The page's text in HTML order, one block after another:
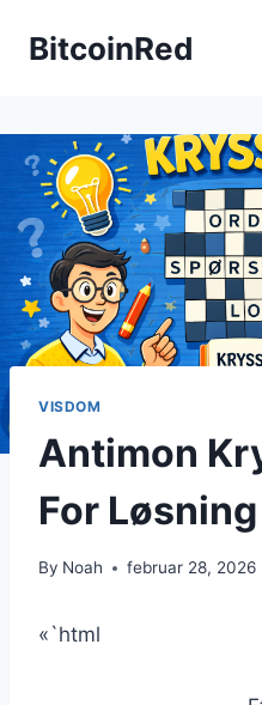
BitcoinRed
VISDOM
Antimon
For
By Noah februar 28, 2026
«`html